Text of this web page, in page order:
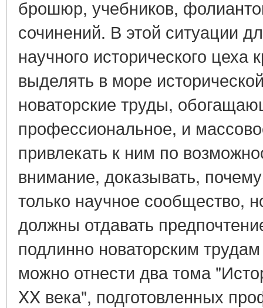
брошюр, учебников,
сочинений. В этой ситуации
научного исторического цеха
выделять в море
новаторские труды,
профессиональное, и
привлекать к ним по
внимание, доказывать,
только научное сообщество,
должны отдавать
подлинно новаторским
можно отнести два тома
XX века", подготовленных